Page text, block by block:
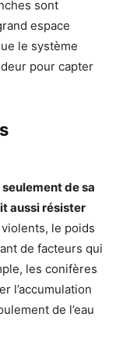
sont
espace
le système
pour capter
seulement de sa
aussi résister
le poids
de facteurs qui
les conifères
l’accumulation
de l’eau